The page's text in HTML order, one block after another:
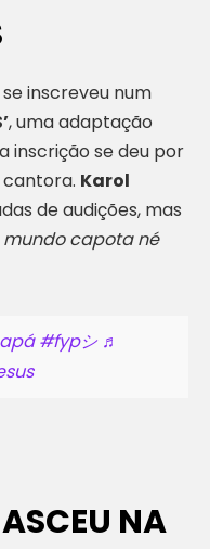
se inscreveu num
, uma adaptação
inscrição se deu por
cantora. Karol
de audições, mas
mundo capota né
#fypシ ♬
NA